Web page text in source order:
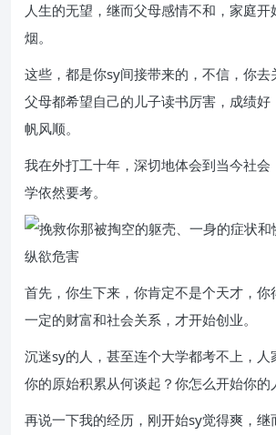
人生的无望，继而父母感情不和，家庭开
烟。
这些，都是你sy间接带来的，不信，你去
父母都希望自己的儿子读书厉害，成绩好
帆风顺。
我在外打工十年，深切地体会到当今社会
学依然要考。
首先，你生下来，你肯定不是个天才，你
一定的财富和社会关系，才开始创业。
沉迷sy的人，甚至连个大学都考不上，人
你的原始积累从何谈起？你怎么开始你的
再说一下我的经历，刚开始sy觉得爽，继